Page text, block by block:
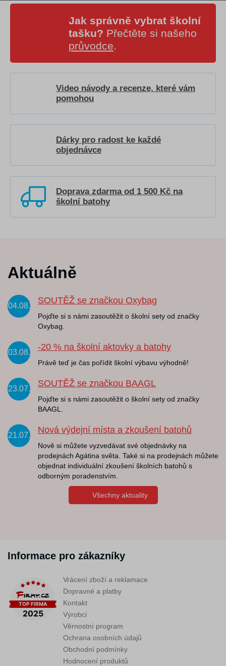
Jak správně vybrat školní
tašku? Přečtěte si našeho
průvodce.
Video návody a recenze, které vám
pomohou
Dárky pro radost ke každé
objednávce
Doprava zdarma od 1 500 Kč na
školní batohy
Aktuálně
04.08.
SOUTĚŽ se značkou Oxybag
Pojďte si s námi zasoutěžit o školní sety od značky
Oxybag.
03.08.
-20 % na školní aktovky a batohy
Právě teď je čas pořídit školní výbavu výhodně!
23.07.
SOUTĚŽ se značkou BAAGL
Pojďte si s námi zasoutěžit o školní sety od značky
BAAGL.
21.07.
Nová výdejní místa a zkoušení batohů
Nově si můžete vyzvedávat své objednávky na
prodejnách Agátina světa. Také si na prodejnách můžete
objednat individuální zkoušení školních batohů s
odborným poradenstvím.
Všechny aktuality
Informace pro zákazníky
Vrácení zboží a reklamace
Dopravné a platby
Kontakt
Výrobci
Věrnostní program
Ochrana osobních údajů
Obchodní podmínky
Hodnocení produktů